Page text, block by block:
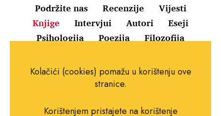
Podržite nas Recenzije
Vijesti
Knjige
Intervjui Autori
Eseji
Psihologija
Poezija Filozofija
Uvjeti korištenja
Pravila o kolačićima
Impressum
Kolačići (cookies) pomažu u korištenju ove
stranice.
Korištenjem pristajete na korištenje